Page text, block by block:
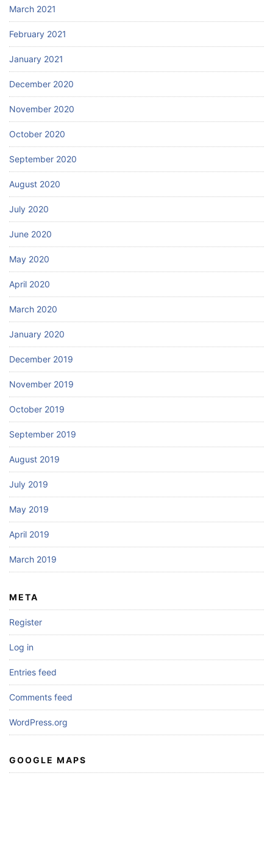
March 2021
February 2021
January 2021
December 2020
November 2020
October 2020
September 2020
August 2020
July 2020
June 2020
May 2020
April 2020
March 2020
January 2020
December 2019
November 2019
October 2019
September 2019
August 2019
July 2019
May 2019
April 2019
March 2019
META
Register
Log in
Entries feed
Comments feed
WordPress.org
GOOGLE MAPS